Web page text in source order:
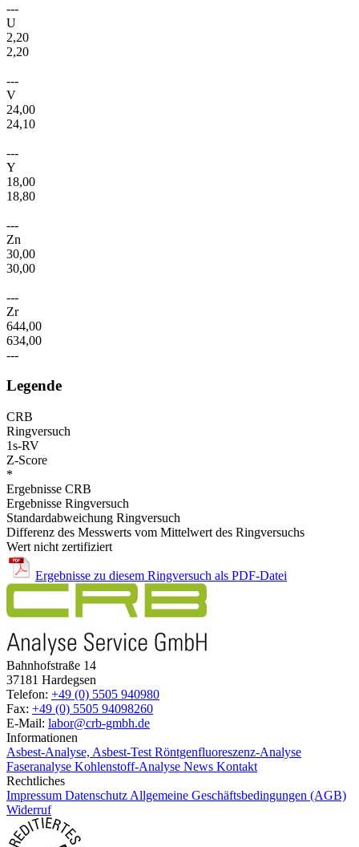
---
U
2,20
2,20
---
V
24,00
24,10
---
Y
18,00
18,80
---
Zn
30,00
30,00
---
Zr
644,00
634,00
---
Legende
CRB
Ringversuch
1s-RV
Z-Score
*
Ergebnisse CRB
Ergebnisse Ringversuch
Standardabweichung Ringversuch
Differenz des Messwerts vom Mittelwert des Ringversuchs
Wert nicht zertifiziert
Ergebnisse zu diesem Ringversuch als PDF-Datei
Bahnhofstraße 14
37181 Hardegsen
Telefon: +49 (0) 5505 940980
Fax: +49 (0) 5505 94098260
E-Mail: labor@crb-gmbh.de
Informationen
Asbest-Analyse, Asbest-Test Röntgenfluoreszenz-Analyse
Faseranalyse Kohlenstoff-Analyse News Kontakt
Rechtliches
Impressum Datenschutz Allgemeine Geschäftsbedingungen (AGB)
Widerruf